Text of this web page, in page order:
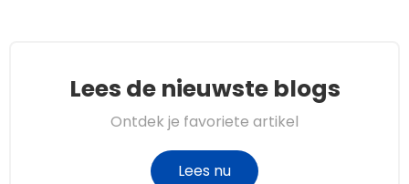
Lees de nieuwste blogs
Ontdek je favoriete artikel
Lees nu